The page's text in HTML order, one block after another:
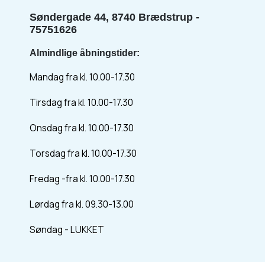
Søndergade 44, 8740 Brædstrup -
75751626
Almindlige åbningstider:
Mandag fra kl. 10.00-17.30
Tirsdag fra kl. 10.00-17.30
Onsdag fra kl. 10.00-17.30
Torsdag fra kl. 10.00-17.30
Fredag -fra kl. 10.00-17.30
Lørdag fra kl. 09.30-13.00
Søndag - LUKKET